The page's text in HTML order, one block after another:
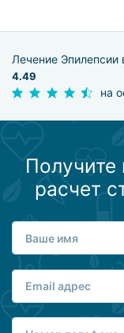
Лечение Эпилепсии
4.49
на
Получите
расчет